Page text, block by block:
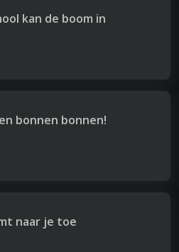
kan de boom in
bonnen bonnen!
naar je toe